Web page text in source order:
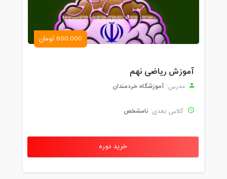
600,000 تومان
آموزش ریاضی نهم
مدرس: آموزشگاه خردمندان
کلاس بعدی: نامشخص
خرید دوره